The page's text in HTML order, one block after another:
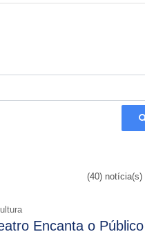
(40) notícia(s)
Encanta o Público